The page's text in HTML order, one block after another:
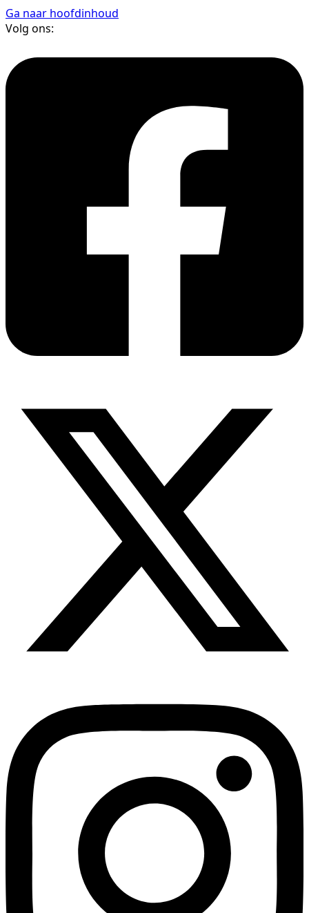
Ga naar hoofdinhoud
Volg ons: